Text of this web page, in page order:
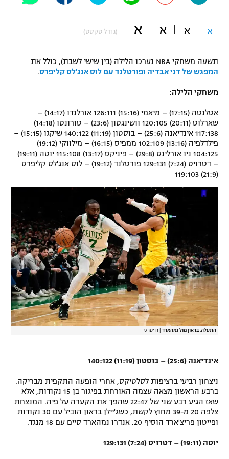
תקנון עבור פעילות ספורט 1 – "מרלן"
גיימינג E-Sports
תנאי שימוש
מדיניות פרטיות
תקנון פעילות ספורט 1
רשיון להקרנה פומבית לבית עסק
הצטרפות לחבילת הערוצים
לוח דרושים – ג'ובנט
תגיות
כדורמים
פוטבול אמריקאי NFL
בייסבול MLB
ספורט אתגרי ואקסטרים
אומנויות לחימה
גיימינג E-Sports
א א א א (גודל טקסט)
תשעה משחקי NBA נערכו הלילה (בין שישי לשבת), כולל את
המפגש של דני אבדיה ופורטלנד עם לוס אנג'לס קליפרס.
משחקי הלילה:
אטלנטה (17:15) – מיאמי (15:16) 126:111 אורלנדו (14:17) –
שארלוט (20:11) 120:105 וושינגטון (23:6) – טורונטו (14:18)
117:138 אינדיאנה (25:6) – בוסטון (11:19) 140:122 שיקגו (15:15) –
פילדלפיה (13:16) 102:109 ממפיס (16:15) – מילווקי (19:12)
104:125 ניו אורלינס (29:8) – פיניקס (13:17) 115:108 יוטה (19:11)
– דטרויט (7:24) 129:131 פורטלנד (19:12) – לוס אנג'לס קליפרס
(21:9) 119:103
התעלה. בראון מול נמהארד רויטרס
אינדיאנה (25:6) – בוסטון (11:19) 140:122
ניצחון רביעי ברציפות לסלטיקס, אחרי הופעה התקפית מבריקה.
ברבע הראשון מצאה עצמה האורחת בפיגור בן 15 נקודות, אלא
שאז הגיע רבע שני של 22:47 שהפך את הקערה על פיה. המנצחת
צלפה 20 מ-39 מחוץ לקשת, כשג'יילן בראון הוביל עם 30 נקודות
ופייטון פריצ'ארד הוסיף 20. אנדרו נמהארד סיים עם 18 מנגד.
יוטה (19:11) – דטרויט (7:24) 129:131